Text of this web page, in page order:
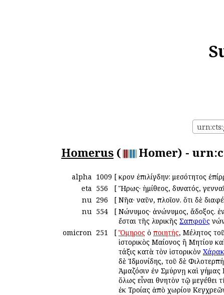
Homerus ( Homer) -
alpha 1009 [ Ἄκρον ἐπιλίγδην: μεσότητος
eta 556 [ Ἥρως· ἡμίθεος, δυνατός,
nu 296 [ Νῆα· ναῦν, πλοῖον. ὅτι δὲ
nu 554 [ Νώνυμος· ἀνώνυμος, ἄδοξος. ἐν
ἔσται τῆς λυρικῆς Σαπφοῦς
omicron 251 [ Ὅμηρος ὁ ποιητής, Μέλητος
ἱστορικὸς Μαίονος ἢ Μητίου
τάξις κατὰ τὸν ἱστορικὸν
δὲ Ἰδμονίδης, τοῦ δὲ
Ἀμαζόσιν ἐν Σμύρνῃ καὶ γήμας
ὅλως εἶναι θνητὸν τῷ μεγέθει
ἐκ Τροίας ἀπὸ χωρίου